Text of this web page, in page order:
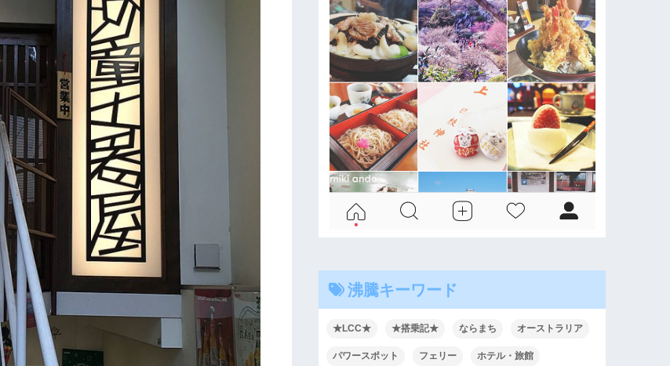
沸騰キーワード
★LCC★ ★搭乗記★ ならまち オーストラリア
パワースポット フェリー ホテル・旅館